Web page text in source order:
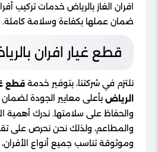
افران الغاز بالرياض خدمات تركيب
ضمان عملها بكفاءة وسلامة كاملة.
قطع غيار افران
نلتزم في شركتنا، بتوفير خدمة قطع
الرياض بأعلى معايير الجودة
والحفاظ على سلامتها. ندرك أهمية
والمطاعم، ولذلك نحن نحرص على
وموثوقة تناسب جميع أنواع